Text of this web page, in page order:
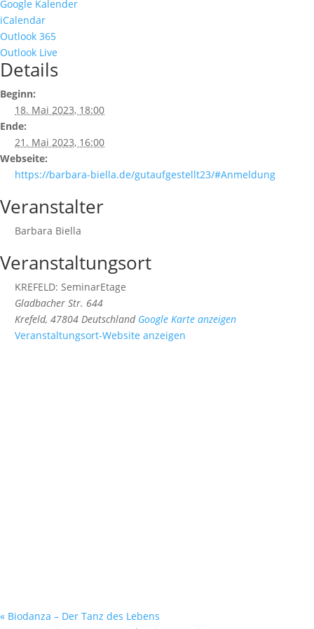
Google Kalender
iCalendar
Outlook 365
Outlook Live
Details
Beginn:
18. Mai 2023, 18:00
Ende:
21. Mai 2023, 16:00
Webseite:
https://barbara-biella.de/gutaufgestellt23/#Anmeldung
Veranstalter
Barbara Biella
Veranstaltungsort
KREFELD: SeminarEtage
Gladbacher Str. 644
Krefeld, 47804 Deutschland Google Karte anzeigen
Veranstaltungsort-Website anzeigen
« Biodanza – Der Tanz des Lebens